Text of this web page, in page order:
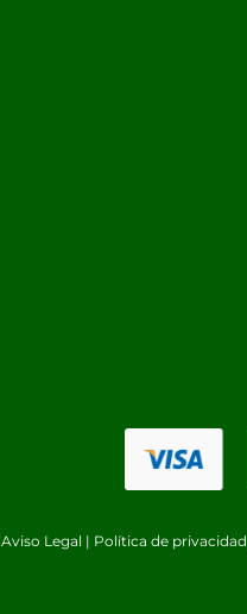
Aviso Legal | Política de privacidad